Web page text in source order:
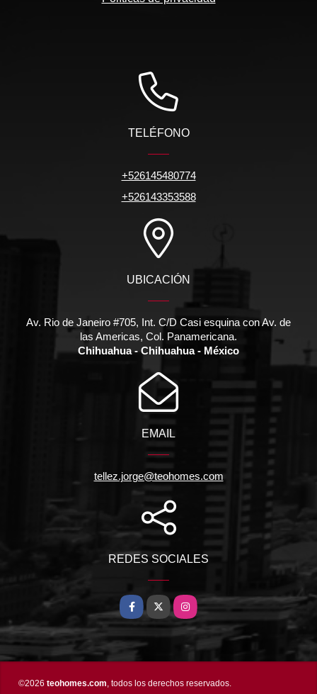
TELÉFONO
+526145480774
+526143353588
UBICACIÓN
Av. Rio de Janeiro #705, Int. C/D Casi esquina con Av. de
las Americas, Col. Panamericana.
Chihuahua - Chihuahua - México
EMAIL
tellez.jorge@teohomes.com
REDES SOCIALES
Facebook
X Instagram
©2026 teohomes.com, todos los derechos reservados.